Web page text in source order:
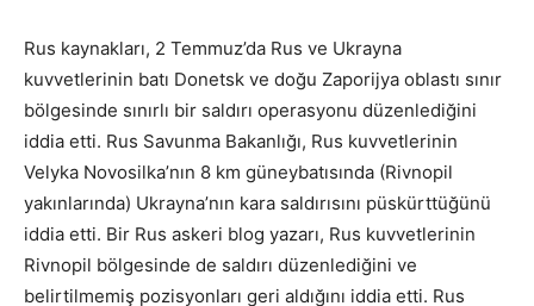
Rus kaynakları, 2 Temmuz’da Rus ve Ukrayna
kuvvetlerinin batı Donetsk ve doğu Zaporijya oblastı sınır
bölgesinde sınırlı bir saldırı operasyonu düzenlediğini
iddia etti. Rus Savunma Bakanlığı, Rus kuvvetlerinin
Velyka Novosilka’nın 8 km güneybatısında (Rivnopil
yakınlarında) Ukrayna’nın kara saldırısını püskürttüğünü
iddia etti. Bir Rus askeri blog yazarı, Rus kuvvetlerinin
Rivnopil bölgesinde de saldırı düzenlediğini ve
belirtilmemiş pozisyonları geri aldığını iddia etti. Rus